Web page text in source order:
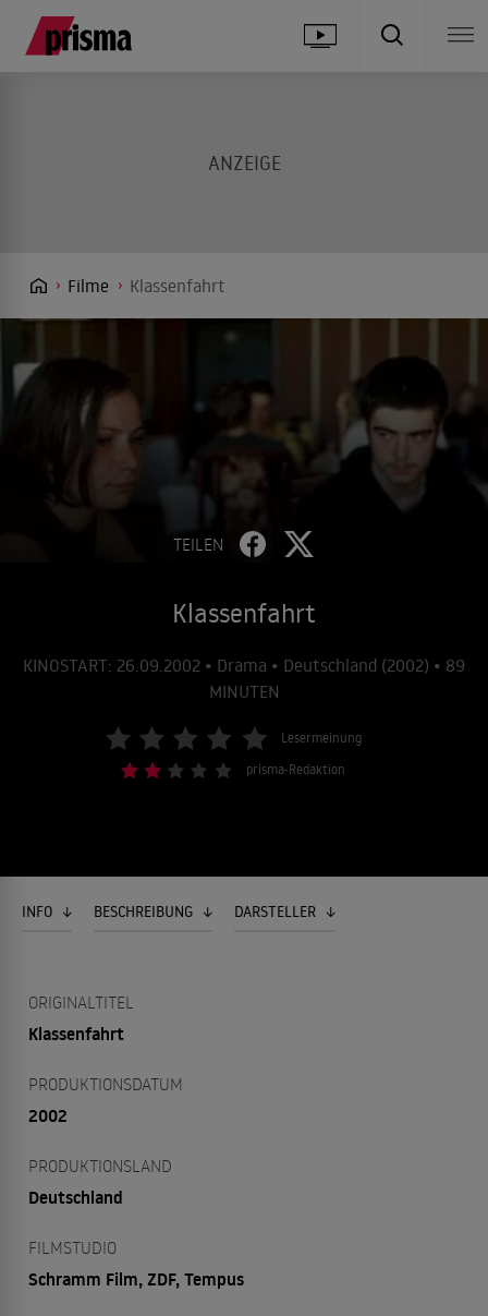
Filme Klassenfahrt
TEILEN
Klassenfahrt
KINOSTART: 26.09.2002 • Drama • Deutschland (2002) • 89
MINUTEN
Lesermeinung
prisma-Redaktion
INFO BESCHREIBUNG DARSTELLER
ORIGINALTITEL
Klassenfahrt
PRODUKTIONSDATUM
2002
PRODUKTIONSLAND
Deutschland
FILMSTUDIO
Schramm Film, ZDF, Tempus